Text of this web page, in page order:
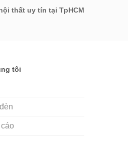
thất uy tín tại TpHCM
tôi